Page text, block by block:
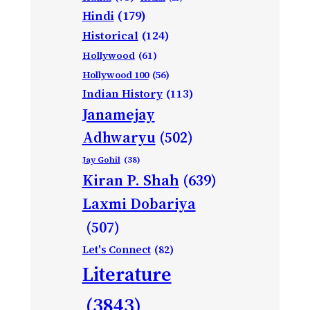
Hindi (179)
Historical (124)
Hollywood (61)
Hollywood 100 (56)
Indian History (113)
Janamejay
Adhwaryu (502)
Jay Gohil (38)
Kiran P. Shah (639)
Laxmi Dobariya
(507)
Let's Connect (82)
Literature